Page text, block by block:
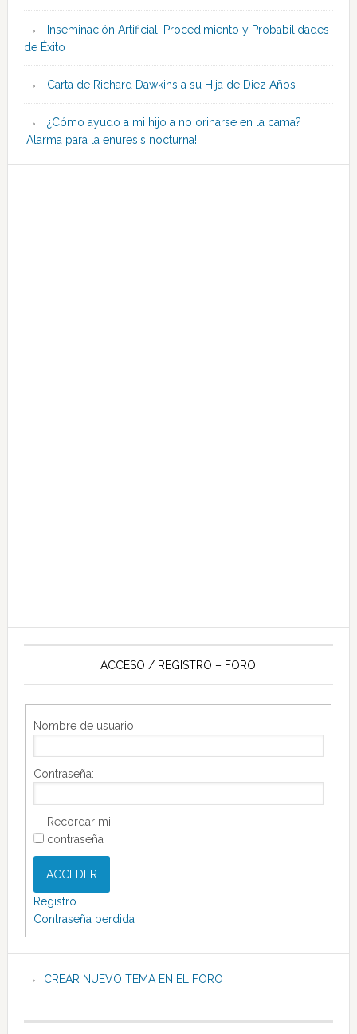
Inseminación Artificial: Procedimiento y Probabilidades
de Éxito
Carta de Richard Dawkins a su Hija de Diez Años
¿Cómo ayudo a mi hijo a no orinarse en la cama?
¡Alarma para la enuresis nocturna!
ACCESO / REGISTRO – FORO
Nombre de usuario:
Contraseña:
Recordar mi
contraseña
ACCEDER
Registro
Contraseña perdida
CREAR NUEVO TEMA EN EL FORO